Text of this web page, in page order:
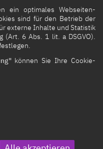
ein optimales Webseiten-
sind für den Betrieb der
externe Inhalte und Statistik
(Art. 6 Abs. 1 lit. a DSGVO).
können Sie Ihre Cookie-